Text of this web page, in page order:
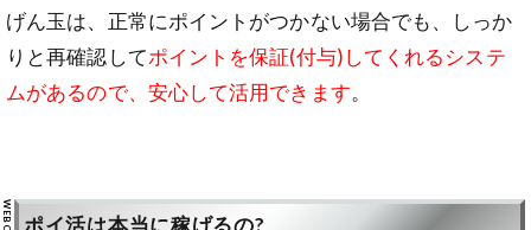
げん玉は、正常にポイントがつかない場合でも、しっか
りと再確認してポイントを保証(付与)してくれるシステ
ムがあるので、安心して活用できます。